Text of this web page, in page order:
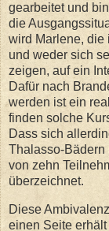
gearbeitet und
die
wird Marlene, die
und weder sich
zeigen, auf ein
Dafür nach
werden ist ein
finden solche
Dass sich
Thalasso-Bädern
von zehn
überzeichnet.
Diese
einen Seite